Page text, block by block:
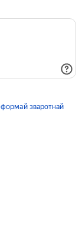
формай зваротнай